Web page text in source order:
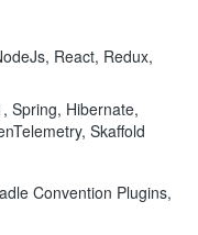
React, Redux,
Spring, Hibernate,
Skaffold
Convention Plugins,